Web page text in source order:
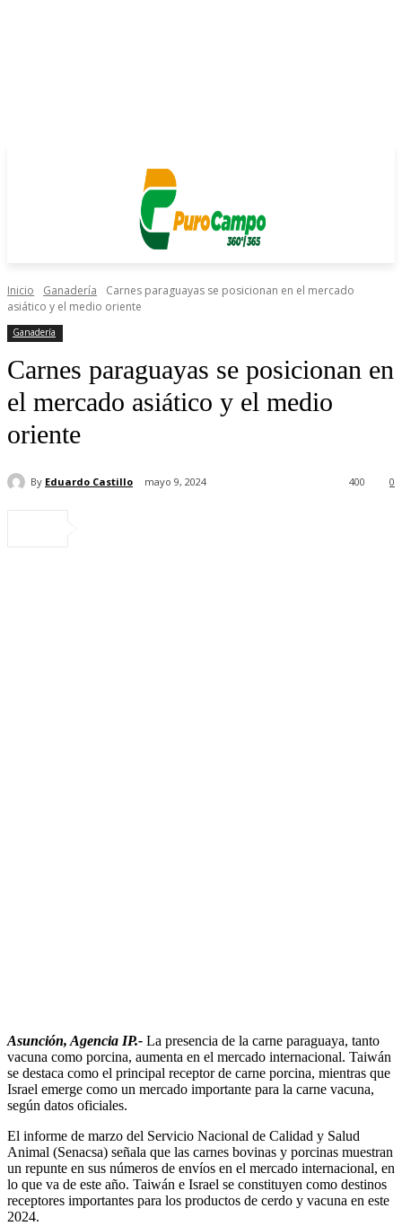
Inicio Ganadería
Carnes paraguayas se posicionan en el mercado
asiático y el medio oriente
Ganadería
Carnes paraguayas se posicionan en
el mercado asiático y el medio
oriente
By Eduardo Castillo mayo 9, 2024 0
400
Asunción, Agencia IP.- La presencia de la carne paraguaya, tanto
vacuna como porcina, aumenta en el mercado internacional. Taiwán
se destaca como el principal receptor de carne porcina, mientras que
Israel emerge como un mercado importante para la carne vacuna,
según datos oficiales.
El informe de marzo del Servicio Nacional de Calidad y Salud
Animal (Senacsa) señala que las carnes bovinas y porcinas muestran
un repunte en sus números de envíos en el mercado internacional, en
lo que va de este año. Taiwán e Israel se constituyen como destinos
receptores importantes para los productos de cerdo y vacuna en este
2024.